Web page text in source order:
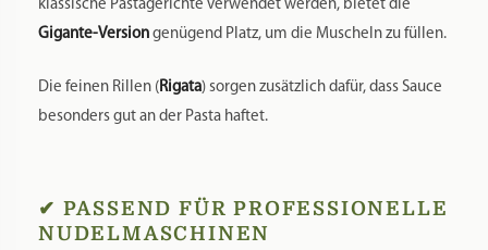
klassische Pastagerichte verwendet werden, bietet die
Gigante-Version genügend Platz, um die Muscheln zu füllen.
Die feinen Rillen ( Rigata) sorgen zusätzlich dafür, dass Sauce
besonders gut an der Pasta haftet.
✔ PASSEND FÜR PROFESSIONELLE
NUDELMASCHINEN